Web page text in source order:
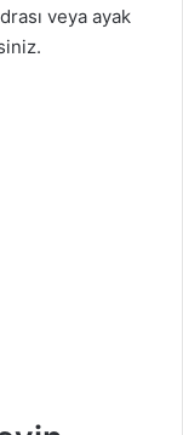
veya ayak